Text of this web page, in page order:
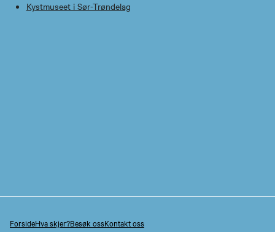
Kystmuseet i Sør-Trøndelag
ForsideHva skjer?Besøk ossKontakt oss